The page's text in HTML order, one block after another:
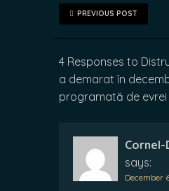
PREVIOUS POST
4 Responses to
a demarat în
programată de evrei
Cornel-
says:
December